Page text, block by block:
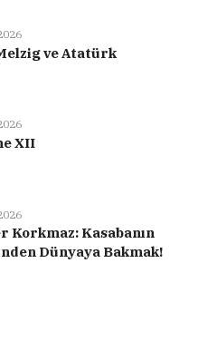
ve Atatürk
XII
Korkmaz: Kasabanın
Dünyaya Bakmak!